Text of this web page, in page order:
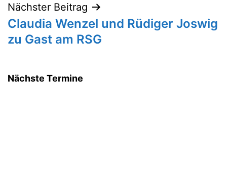
Nächster Beitrag
Claudia Wenzel und Rüdiger Joswig
zu Gast am RSG
Nächste Termine